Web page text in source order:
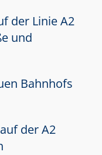
der Linie A2
und
Bahnhofs
der A2